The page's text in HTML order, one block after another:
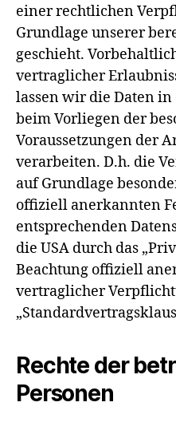
einer rechtlichen
Grundlage unserer
geschieht.
vertraglicher
lassen wir die Daten
beim Vorliegen der
Voraussetzungen der
verarbeiten. D.h. die
auf Grundlage
offiziell anerkannten
entsprechenden
die USA durch das
Beachtung offiziell
vertraglicher
Rechte der
Personen